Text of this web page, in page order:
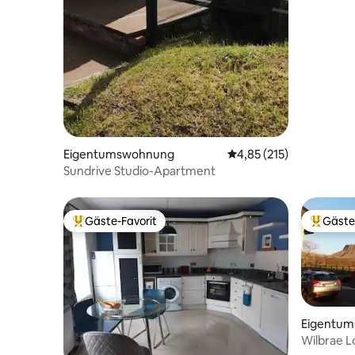
Eigentumswohnung Durchschnittliche
4,85 (215)
Sundrive Studio-Apartment
Beliebter Gäste-Favorit.
Gäste-Favorit
Wilbrae